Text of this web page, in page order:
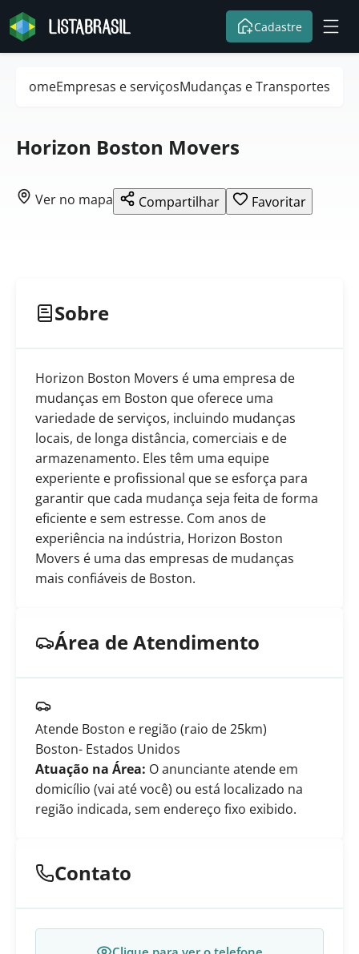
Cadastre
HomeEmpresas e serviçosMudanças e Transportes
Horizon Boston Movers
Ver no mapa Compartilhar Favoritar
Sobre
Horizon Boston Movers é uma empresa de
mudanças em Boston que oferece uma
variedade de serviços, incluindo mudanças
locais, de longa distância, comerciais e de
armazenamento. Eles têm uma equipe
experiente e profissional que se esforça para
garantir que cada mudança seja feita de forma
eficiente e sem estresse. Com anos de
experiência na indústria, Horizon Boston
Movers é uma das empresas de mudanças
mais confiáveis de Boston.
Área de Atendimento
Atende Boston e região (raio de 25km)
Boston- Estados Unidos
Atuação na Área: O anunciante atende em
domicílio (vai até você) ou está localizado na
região indicada, sem endereço fixo exibido.
Contato